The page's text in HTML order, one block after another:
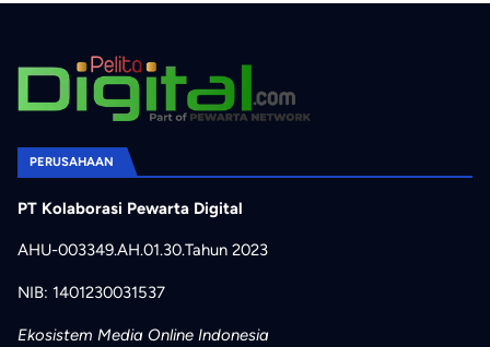
PERUSAHAAN
PT Kolaborasi Pewarta Digital
AHU-003349.AH.01.30.Tahun 2023
NIB: 1401230031537
Ekosistem Media Online Indonesia